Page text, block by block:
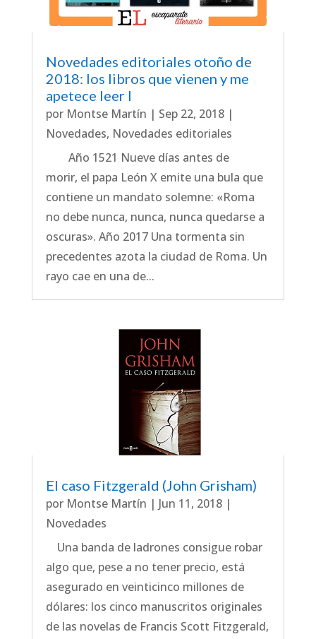
Novedades editoriales otoño de
2018: los libros que vienen y me
apetece leer I
por Montse Martín | Sep 22, 2018|
Novedades, Novedades editoriales
Año 1521 Nueve días antes de
morir, el papa León X emite una bula que
contiene un mandato solemne: «Roma
no debe nunca, nunca, nunca quedarse a
oscuras». Año 2017 Una tormenta sin
precedentes azota la ciudad de Roma. Un
rayo cae en una de...
El caso Fitzgerald (John Grisham)
por Montse Martín | Jun 11, 2018|
Novedades
Una banda de ladrones consigue robar
algo que, pese a no tener precio, está
asegurado en veinticinco millones de
dólares: los cinco manuscritos originales
de las novelas de Francis Scott Fitzgerald,